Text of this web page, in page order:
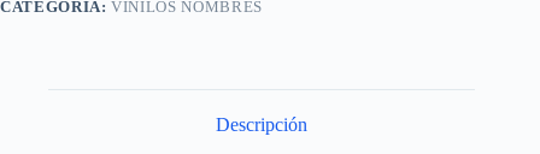
CATEGORÍA:VINILOS NOMBRES
Descripción